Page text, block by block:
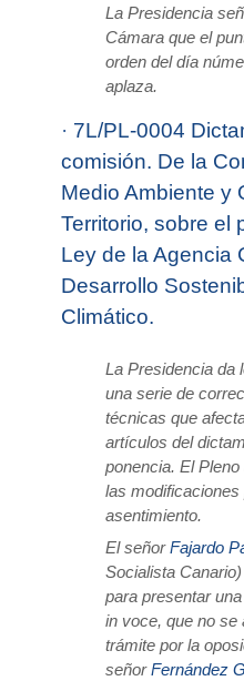
La Presidencia
Cámara que el
orden del día
aplaza.
· 7L/PL-0004
comisión. De la
Medio Ambiente y
Territorio, sobre el
Ley de la Agencia
Desarrollo
Climático.
La Presidencia da
una serie de
técnicas que
artículos del
ponencia. El Pleno
las modificaciones
asentimiento.
El señorFajardo
Socialista
para presentar
in voce, que no se
trámite por la
señorFernández